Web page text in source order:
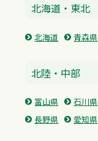
北海道・東北
北海道 青森県
北陸・中部
富山県 石川県
長野県
愛知県